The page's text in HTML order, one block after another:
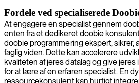
Fordele ved specialiserede
At engagere en specialist gennem
enten fra et dedikeret doobie
doobie programmering ekspert, sikrer,
faglig viden. Dette kan accelerere
kvaliteten af jeres datalag og give
for at lære af en erfaren specialist. En
ressourcekonsulent kan hurtigt